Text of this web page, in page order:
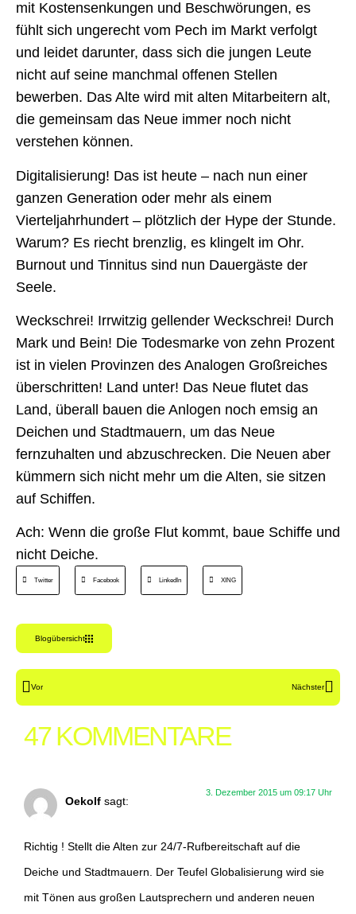
mit Kostensenkungen und Beschwörungen, es
fühlt sich ungerecht vom Pech im Markt verfolgt
und leidet darunter, dass sich die jungen Leute
nicht auf seine manchmal offenen Stellen
bewerben. Das Alte wird mit alten Mitarbeitern alt,
die gemeinsam das Neue immer noch nicht
verstehen können.
Digitalisierung! Das ist heute – nach nun einer
ganzen Generation oder mehr als einem
Vierteljahrhundert – plötzlich der Hype der Stunde.
Warum? Es riecht brenzlig, es klingelt im Ohr.
Burnout und Tinnitus sind nun Dauergäste der
Seele.
Weckschrei! Irrwitzig gellender Weckschrei! Durch
Mark und Bein! Die Todesmarke von zehn Prozent
ist in vielen Provinzen des Analogen Großreiches
überschritten! Land unter! Das Neue flutet das
Land, überall bauen die Anlogen noch emsig an
Deichen und Stadtmauern, um das Neue
fernzuhalten und abzuschrecken. Die Neuen aber
kümmern sich nicht mehr um die Alten, sie sitzen
auf Schiffen.
Ach: Wenn die große Flut kommt, baue Schiffe und
nicht Deiche.
Twitter Facebook LinkedIn XING
Blogübersicht
Vor Nächster
47 KOMMENTARE
Oekolf sagt:
3. Dezember 2015 um 09:17 Uhr
Richtig ! Stellt die Alten zur 24/7-Rufbereitschaft auf die
Deiche und Stadtmauern. Der Teufel Globalisierung wird sie
mit Tönen aus großen Lautsprechern und anderen neuen